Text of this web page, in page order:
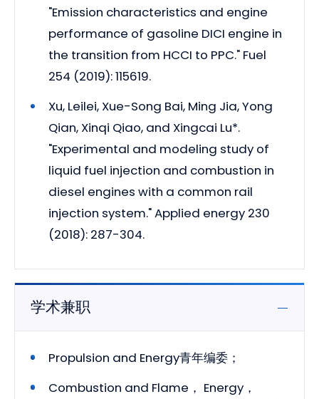
"Emission characteristics and engine
performance of gasoline DICI engine in
the transition from HCCI to PPC." Fuel
254 (2019): 115619.
Xu, Leilei, Xue-Song Bai, Ming Jia, Yong
Qian, Xinqi Qiao, and Xingcai Lu*.
"Experimental and modeling study of
liquid fuel injection and combustion in
diesel engines with a common rail
injection system." Applied energy 230
(2018): 287-304.
学术兼职
Propulsion and Energy青年编委；
Combustion and Flame， Energy，